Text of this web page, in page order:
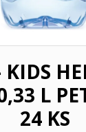
L
24 KS